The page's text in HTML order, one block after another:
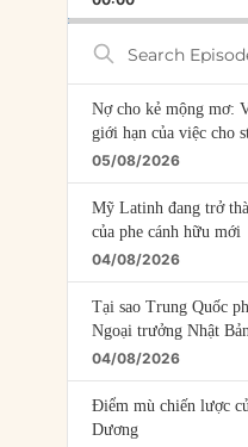
Search
Episodes
Nợ cho kẻ mộng mơ:
giới hạn của việc cho
05/08/2026
Mỹ Latinh đang trở
của phe cánh hữu mới
04/08/2026
Tại sao Trung Quốc
Ngoại trưởng Nhật
04/08/2026
Điểm mù chiến lược
Dương